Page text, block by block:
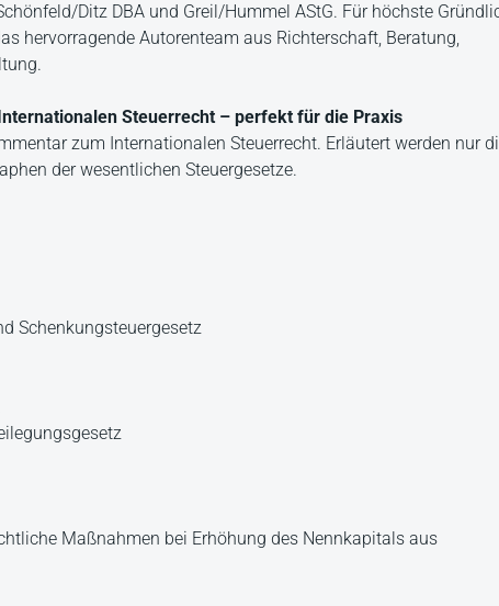
Ditz DBA und Greil/Hummel AStG. Für höchste
hervorragende Autorenteam aus Richterschaft, Beratung,
Steuerrecht – perfekt für die Praxis
zum Internationalen Steuerrecht. Erläutert werden nur
der wesentlichen Steuergesetze.
Schenkungsteuergesetz
Maßnahmen bei Erhöhung des Nennkapitals aus